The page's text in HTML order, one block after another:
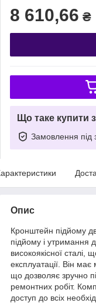
8 610,66 ₴
Що таке купити
Замовлення під
Опис
Кронштейн підйому
підйому і утримання
високоякісної сталі,
експлуатації. Він
що дозволяє зручно
ремонтних робіт.
доступ до всіх